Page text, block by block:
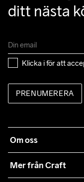
ditt nästa
Klicka i för att
PRENUMERERA
Om oss
Mer från Craft